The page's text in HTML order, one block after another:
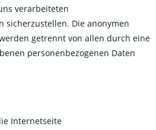
verarbeiteten
sicherzustellen. Die anonymen
getrennt von allen durch eine
personenbezogenen Daten
Internetseite